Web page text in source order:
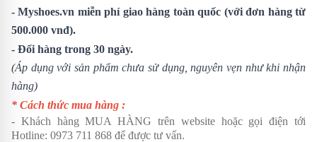
- Myshoes.vn miễn phí giao hàng toàn quốc (với đơn hàng từ
500.000 vnđ).
- Đổi hàng trong 30 ngày.
(Áp dụng với sản phẩm chưa sử dụng, nguyên vẹn như khi nhận
hàng)
* Cách thức mua hàng :
- Khách hàng MUA HÀNG trên website hoặc gọi điện tới
Hotline: 0973 711 868 để được tư vấn.